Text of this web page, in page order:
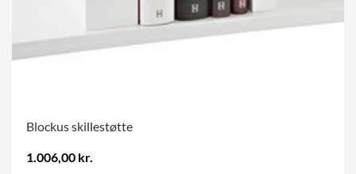
Blockus skillestøtte
1.006,00 kr.